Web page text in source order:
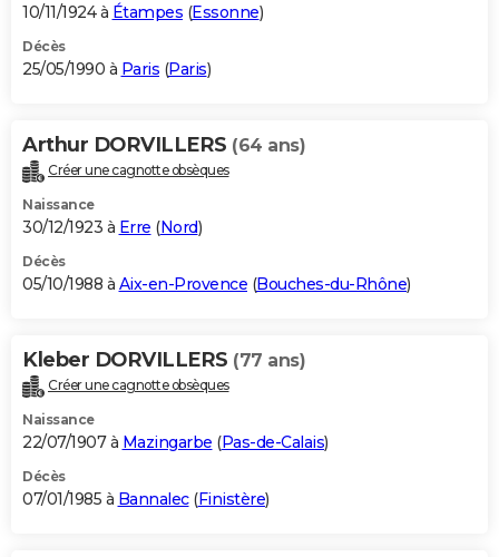
10/11/1924 à Étampes (Essonne)
Décès
25/05/1990 à Paris (Paris)
Arthur DORVILLERS (64 ans)
Créer une cagnotte obsèques
Naissance
30/12/1923 à Erre (Nord)
Décès
05/10/1988 à Aix-en-Provence (Bouches-du-Rhône)
Kleber DORVILLERS (77 ans)
Créer une cagnotte obsèques
Naissance
22/07/1907 à Mazingarbe (Pas-de-Calais)
Décès
07/01/1985 à Bannalec(Finistère)